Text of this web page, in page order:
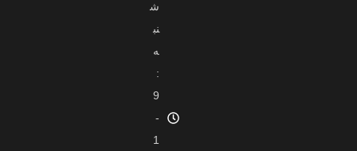
ش
نب
ه
:
9
-
1